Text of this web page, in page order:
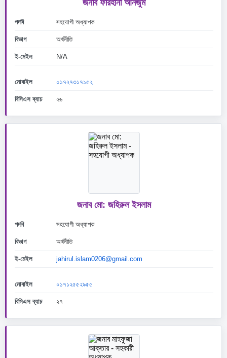
জনাব ফারহানা আনজুম
পদবি সহযোগী অধ্যাপক
বিভাগ অর্থনীতি
ই-মেইল N/A
মোবাইল ০১৭২৭৩১৭১৫২
বিসিএস ব্যাচ ২৬
জনাব মো: জহিরুল ইসলাম
পদবি সহযোগী অধ্যাপক
বিভাগ অর্থনীতি
ই-মেইল jahirul.islam0206@gmail.com
মোবাইল ০১৭১২৫৫২৯৫৫
বিসিএস ব্যাচ ২৭